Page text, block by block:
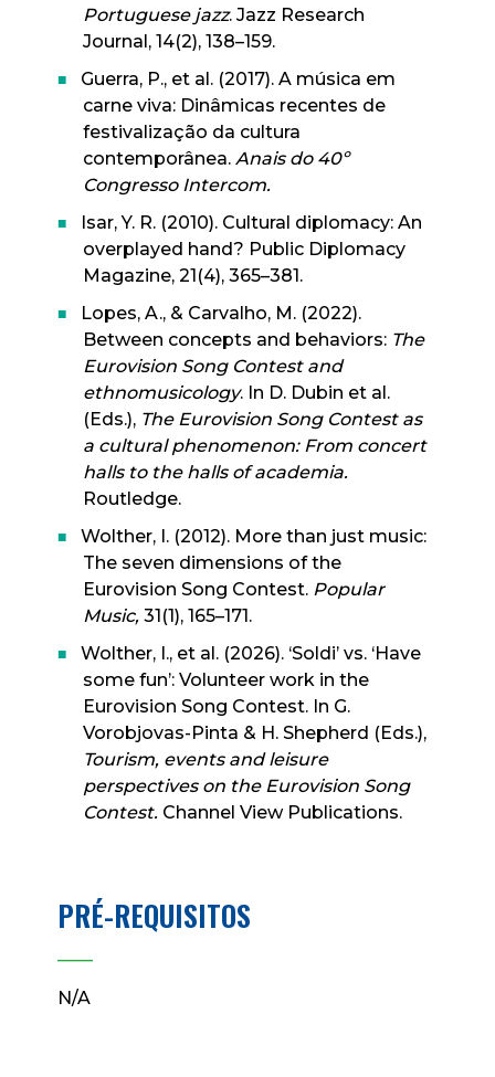
Portuguese jazz. Jazz Research
Journal, 14(2), 138–159.
Guerra, P., et al. (2017). A música em
carne viva: Dinâmicas recentes de
festivalização da cultura
contemporânea.Anais do 40º
Congresso Intercom.
Isar, Y. R. (2010). Cultural diplomacy: An
overplayed hand? Public Diplomacy
Magazine, 21(4), 365–381.
Lopes, A., & Carvalho, M. (2022).
Between concepts and behaviors: The
Eurovision Song Contest and
ethnomusicology. In D. Dubin et al.
(Eds.), The Eurovision Song Contest as
a cultural phenomenon: From concert
halls to the halls of academia.
Routledge.
Wolther, I. (2012). More than just music:
The seven dimensions of the
Eurovision Song Contest. Popular
Music, 31(1), 165–171.
Wolther, I., et al. (2026). ‘Soldi’ vs. ‘Have
some fun’: Volunteer work in the
Eurovision Song Contest. In G.
Vorobjovas-Pinta & H. Shepherd (Eds.),
Tourism, events and leisure
perspectives on the Eurovision Song
Contest. Channel View Publications.
PRÉ-REQUISITOS
____
N/A